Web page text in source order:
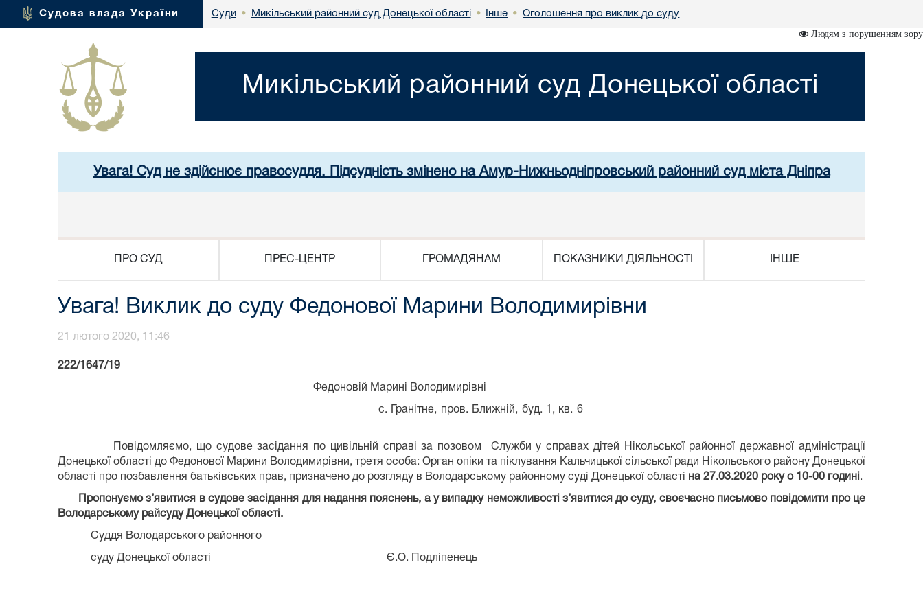
Судова влада України Суди • Микільський районний суд Донецької області • Інше • Оголошення про виклик до суду
Людям з порушенням зору
Микільський районний суд Донецької області
Увага! Суд не здійснює правосуддя. Підсудність змінено на Амур-Нижньодніпровський районний суд міста Дніпра
ПРО СУД ПРЕС-ЦЕНТР ГРОМАДЯНАМ ПОКАЗНИКИ ДІЯЛЬНОСТІ ІНШЕ
Увага! Виклик до суду Федонової Марини Володимирівни
21 лютого 2020, 11:46
222/1647/19
Федоновій Марині Володимирівні
с. Гранітне, пров. Ближній, буд. 1, кв. 6
Повідомляємо, що судове засідання по цивільній справі за позовом Служби у справах дітей Нікольської районної державної адміністрації
Донецької області до Федонової Марини Володимирівни, третя особа: Орган опіки та піклування Кальчицької сільської ради Нікольського району Донецької
області про позбавлення батьківських прав, призначено до розгляду в Володарському районному суді Донецької області на 27.03.2020 року о 10-00 годині.
Пропонуємо з’явитися в судове засідання для надання пояснень, а у випадку неможливості з’явитися до суду, своєчасно письмово повідомити про це
Володарському райсуду Донецької області.
Суддя Володарського районного
суду Донецької області Є.О. Подліпенець